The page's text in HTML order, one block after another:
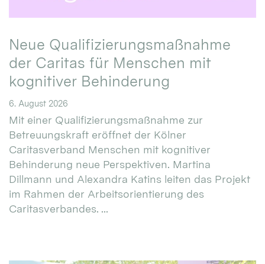
Neue Qualifizierungsmaßnahme
der Caritas für Menschen mit
kognitiver Behinderung
6. August 2026
Mit einer Qualifizierungsmaßnahme zur
Betreuungskraft eröffnet der Kölner
Caritasverband Menschen mit kognitiver
Behinderung neue Perspektiven. Martina
Dillmann und Alexandra Katins leiten das Projekt
im Rahmen der Arbeitsorientierung des
Caritasverbandes. ...